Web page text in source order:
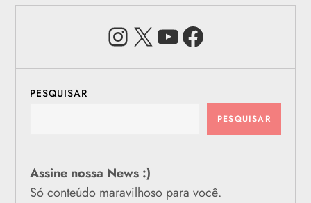
Instagram
X Youtube
PESQUISAR
PESQUISAR
Assine nossa News :)
Só conteúdo maravilhoso para você.